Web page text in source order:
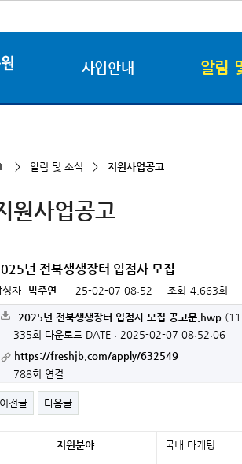
사업안내 알림
> 알림 및 소식 > 지원사업공고
원사업공고
년 전북생생장터 입점사 모집
성자 박주연 25-02-07 08:52 조회 4,663회
2025년 전북생생장터 입점사 모집 공고문.hwp
335회 다운로드 DATE : 2025-02-07 08:52:06
https://freshjb.com/apply/632549
788회 연결
이전글 다음글
지원분야 국내 마케팅